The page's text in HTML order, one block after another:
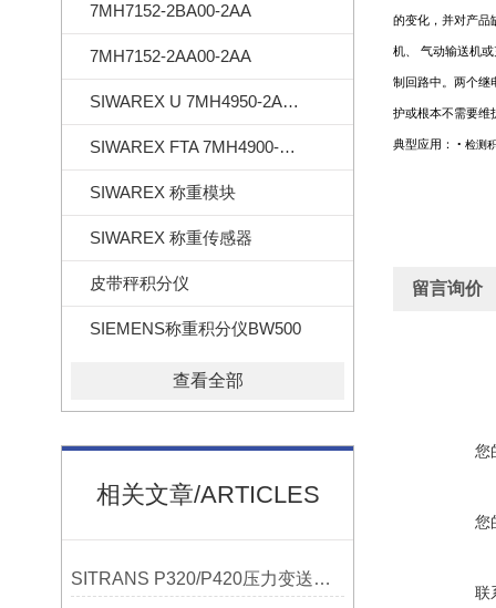
7MH7152-2BA00-2AA
7MH7152-2AA00-2AA
SIWAREX U 7MH4950-2AA01
SIWAREX FTA 7MH4900-2AA01
SIWAREX 称重模块
SIWAREX 称重传感器
皮带秤积分仪
SIEMENS称重积分仪BW500
查看全部
相关文章/ARTICLES
SITRANS P320/P420压力变送器概述
的变化，并对产品
机、 气动输送机
制回路中。两个
护或根本不需要维
典型应用： • 检测
留言询价
您
您
联